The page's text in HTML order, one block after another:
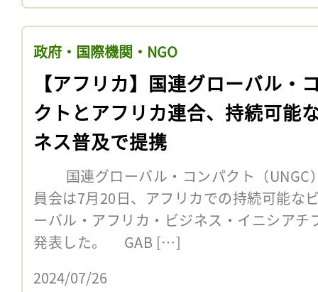
政府・国際機関・NGO
【アフリカ】国連グローバル・
クトとアフリカ連合、持続可能
ネス普及で提携
国連グローバル・コンパクト（UNGC
員会は7月20日、アフリカでの持続可能な
ーバル・アフリカ・ビジネス・イニシアチ
発表した。 GAB […]
2024/07/26